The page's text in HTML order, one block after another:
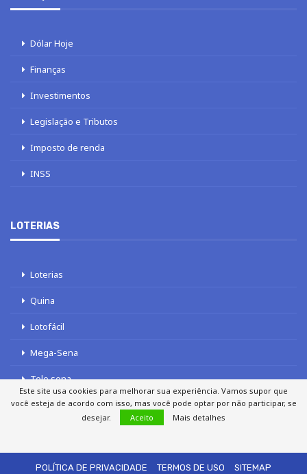
Dólar Hoje
Finanças
Investimentos
Legislação e Tributos
Imposto de renda
INSS
LOTERIAS
Loterias
Quina
Lotofácil
Mega-Sena
Tele sena
POLÍTICA DE PRIVACIDADE
TERMOS DE USO SITEMAP
Este site usa cookies para melhorar sua experiência. Vamos supor que
você esteja de acordo com isso, mas você pode optar por não participar, se
desejar.
Aceito Mais detalhes